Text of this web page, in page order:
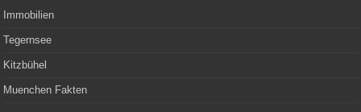
Immobilien
Tegernsee
Kitzbühel
Muenchen Fakten